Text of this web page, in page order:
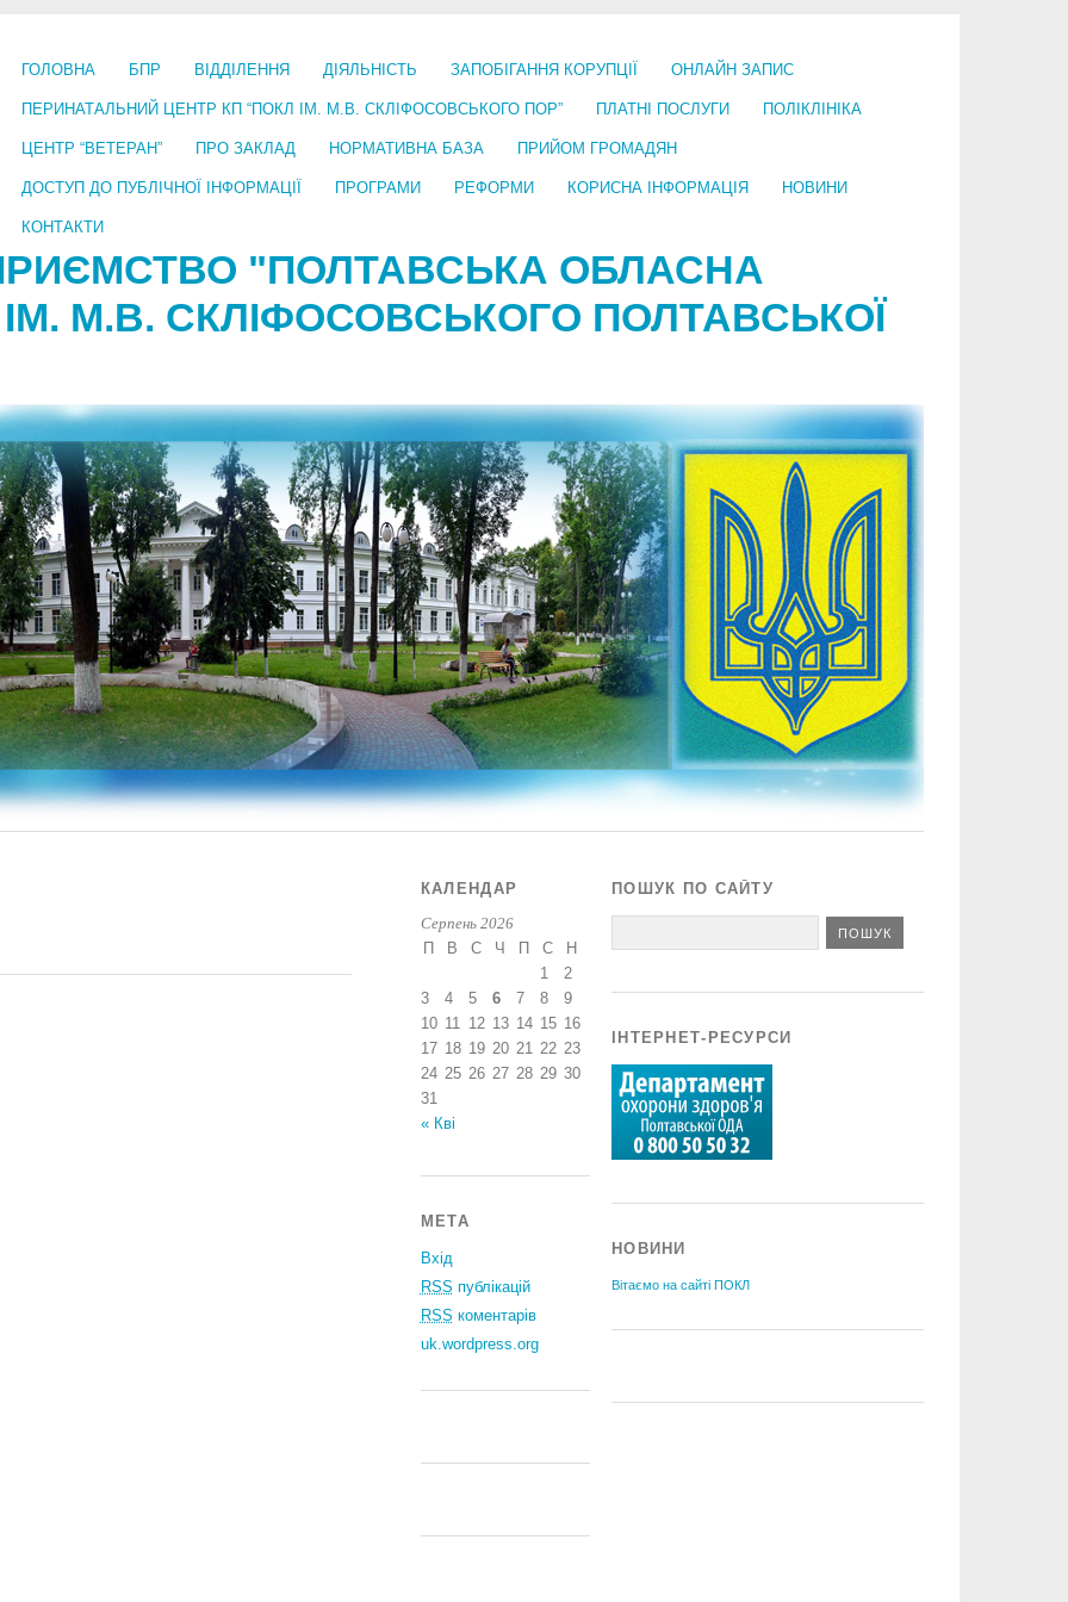
ГОЛОВНА БПР ВІДДІЛЕННЯ ДІЯЛЬНІСТЬ ЗАПОБІГАННЯ КОРУПЦІЇ ОНЛАЙН ЗАПИС
ПЕРИНАТАЛЬНИЙ ЦЕНТР КП “ПОКЛ ІМ. М.В. СКЛІФОСОВСЬКОГО ПОР” ПЛАТНІ ПОСЛУГИ ПОЛІКЛІНІКА
ЦЕНТР “ВЕТЕРАН” ПРО ЗАКЛАД НОРМАТИВНА БАЗА ПРИЙОМ ГРОМАДЯН
ДОСТУП ДО ПУБЛІЧНОЇ ІНФОРМАЦІЇ ПРОГРАМИ РЕФОРМИ КОРИСНА ІНФОРМАЦІЯ НОВИНИ
КОНТАКТИ
"ПОЛТАВСЬКА ОБЛАСНА
ІМ. М.В. СКЛІФОСОВСЬКОГО ПОЛТАВСЬКОЇ
КАЛЕНДАР
Серпень 2026
П В С Ч П С Н
« Кві
1
2
3
4 5 6 7 8
9
10 11 12 13 14 15 16
17 18 19 20 21 22 23
24 25 26 27 28 29 30
31
МЕТА
Вхід
RSS публікацій
RSS коментарів
uk.wordpress.org
ПОШУК ПО САЙТУ
ІНТЕРНЕТ-РЕСУРСИ
НОВИНИ
Вітаємо на сайті ПОКЛ